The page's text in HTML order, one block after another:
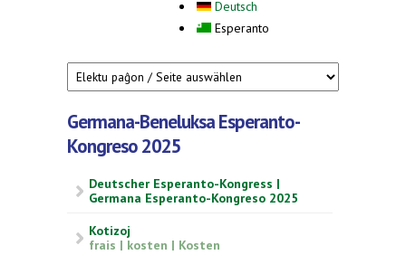
Deutsch
Esperanto
Germana-Beneluksa Esperanto-
Kongreso 2025
Deutscher Esperanto-Kongress |
Germana Esperanto-Kongreso 2025
Kotizoj
frais | kosten | Kosten